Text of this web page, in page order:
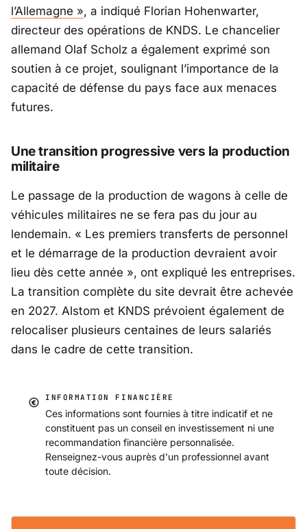
l’Allemagne », a indiqué Florian Hohenwarter,
directeur des opérations de KNDS. Le chancelier
allemand Olaf Scholz a également exprimé son
soutien à ce projet, soulignant l’importance de la
capacité de défense du pays face aux menaces
futures.
Une transition progressive vers la production
militaire
Le passage de la production de wagons à celle de
véhicules militaires ne se fera pas du jour au
lendemain. « Les premiers transferts de personnel
et le démarrage de la production devraient avoir
lieu dès cette année », ont expliqué les entreprises.
La transition complète du site devrait être achevée
en 2027. Alstom et KNDS prévoient également de
relocaliser plusieurs centaines de leurs salariés
dans le cadre de cette transition.
INFORMATION FINANCIÈRE
Ces informations sont fournies à titre indicatif et ne
constituent pas un conseil en investissement ni une
recommandation financière personnalisée.
Renseignez-vous auprès d'un professionnel avant
toute décision.